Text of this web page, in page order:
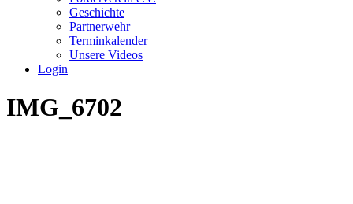
Geschichte
Partnerwehr
Terminkalender
Unsere Videos
Login
IMG_6702